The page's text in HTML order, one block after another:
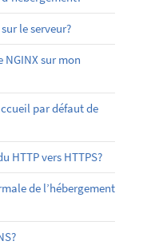
le serveur?
sur mon
par défaut de
HTTP vers HTTPS?
de l’hébergement